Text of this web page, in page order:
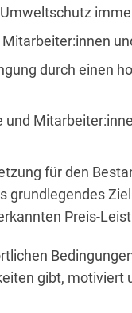
durch einen
für den
grundlegendes
Preis-
gibt, motiviert